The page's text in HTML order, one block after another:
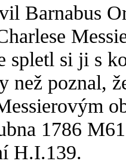
Barnabus
spletl si ji s
než poznal,
1786
H.I.139.